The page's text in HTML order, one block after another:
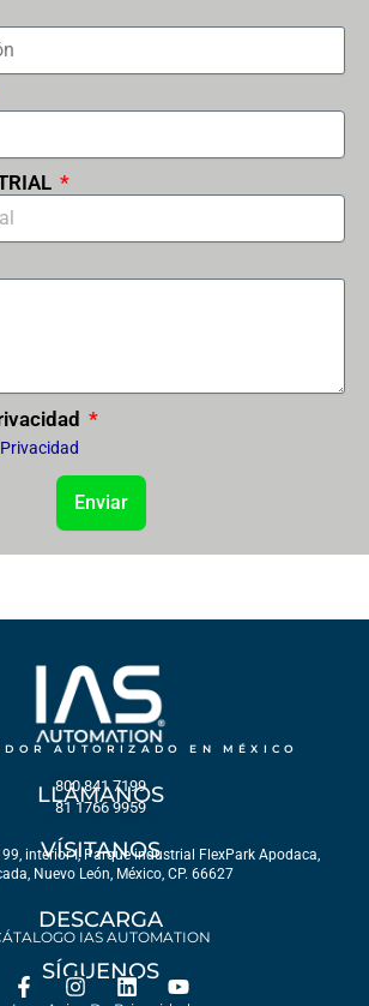
Enviar
AUTORIZADO EN MÉXICO
LLÁMANOS
800 841 7199
81 1766 9959
VÍSITANOS
interior I, Parque industrial FlexPark Apodaca,
Nuevo León, México, CP. 66627
DESCARGA
IAS AUTOMATION
SÍGUENOS
F I L Y